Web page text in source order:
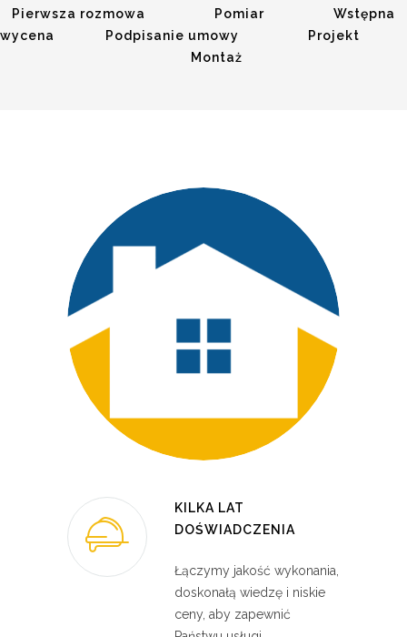
Pierwsza rozmowa Pomiar Wstępna
wycena Podpisanie umowy Projekt
Montaż
KILKA LAT
DOŚWIADCZENIA
Łączymy jakość wykonania,
doskonałą wiedzę i niskie
ceny, aby zapewnić